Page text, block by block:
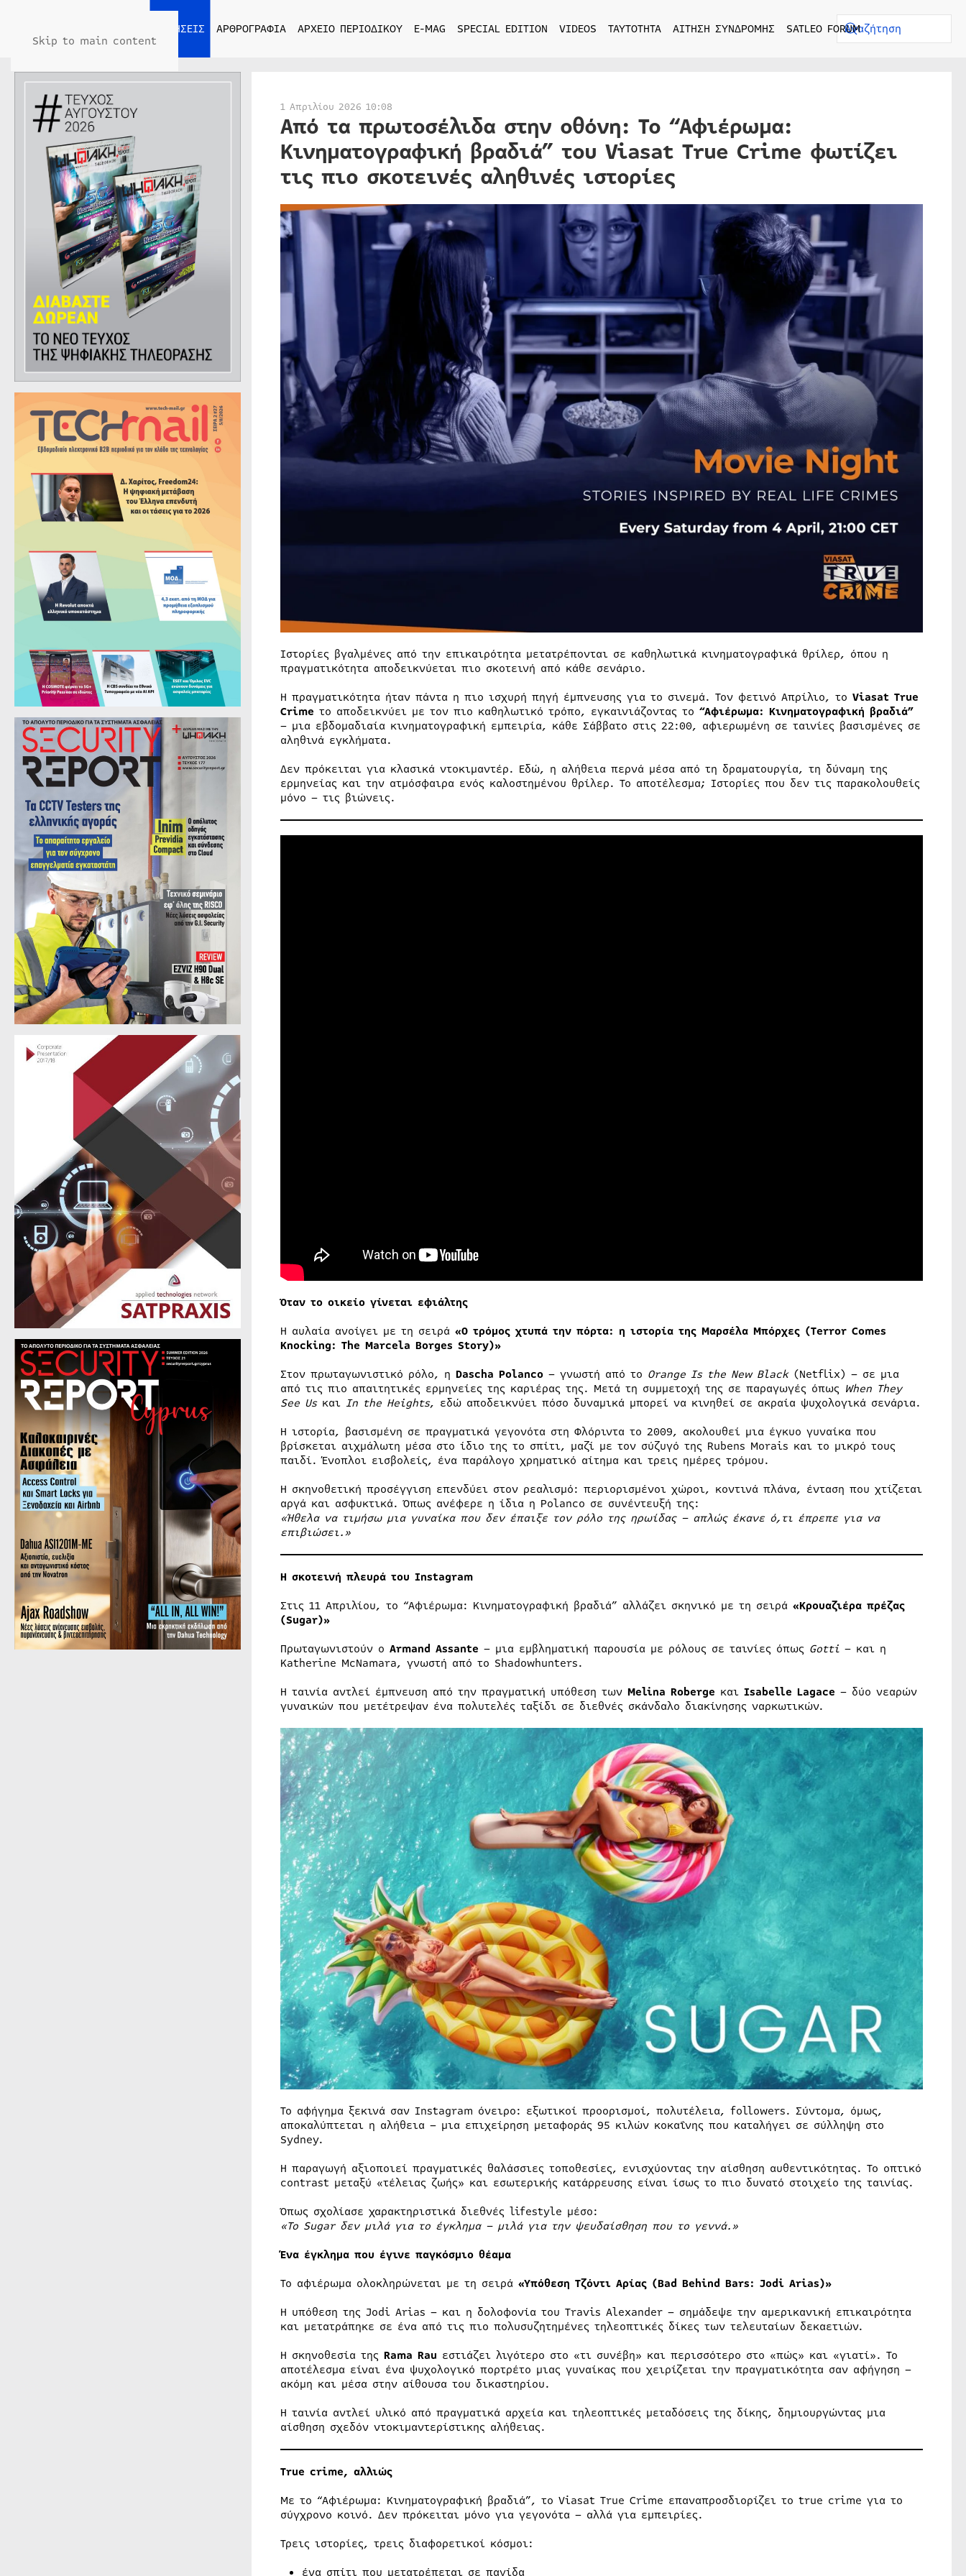
Skip to main content
ΕΙΔΗΣΕΙΣ ΑΡΘΡΟΓΡΑΦΙΑ ΑΡΧΕΙΟ ΠΕΡΙΟΔΙΚΟΥ E-MAG SPECIAL EDITION VIDEOS ΤΑΥΤΟΤΗΤΑ ΑΙΤΗΣΗ ΣΥΝΔΡΟΜΗΣ SATLEO FORUM
1 Απριλίου 2026 10:08
Από τα πρωτοσέλιδα στην οθόνη: Το “Αφιέρωμα:
Κινηματογραφική βραδιά” του Viasat True Crime φωτίζει
τις πιο σκοτεινές αληθινές ιστορίες
Ιστορίες βγαλμένες από την επικαιρότητα μετατρέπονται σε καθηλωτικά κινηματογραφικά θρίλερ, όπου η
πραγματικότητα αποδεικνύεται πιο σκοτεινή από κάθε σενάριο.
Η πραγματικότητα ήταν πάντα η πιο ισχυρή πηγή έμπνευσης για το σινεμά. Τον φετινό Απρίλιο, το Viasat True
Crime το αποδεικνύει με τον πιο καθηλωτικό τρόπο, εγκαινιάζοντας το “Αφιέρωμα: Κινηματογραφική βραδιά”
– μια εβδομαδιαία κινηματογραφική εμπειρία, κάθε Σάββατο στις 22:00, αφιερωμένη σε ταινίες βασισμένες σε
αληθινά εγκλήματα.
Δεν πρόκειται για κλασικά ντοκιμαντέρ. Εδώ, η αλήθεια περνά μέσα από τη δραματουργία, τη δύναμη της
ερμηνείας και την ατμόσφαιρα ενός καλοστημένου θρίλερ. Το αποτέλεσμα; Ιστορίες που δεν τις παρακολουθείς
μόνο – τις βιώνεις.
Όταν το οικείο γίνεται εφιάλτης
Η αυλαία ανοίγει με τη σειρά «Ο τρόμος χτυπά την πόρτα: η ιστορία της Μαρσέλα Μπόρχες (Terror Comes
Knocking: The Marcela Borges Story)»
Στον πρωταγωνιστικό ρόλο, η Dascha Polanco– γνωστή από το Orange Is the New Black(Netflix) – σε μια
από τις πιο απαιτητικές ερμηνείες της καριέρας της. Μετά τη συμμετοχή της σε παραγωγές όπως When They
See Usκαι In the Heights, εδώ αποδεικνύει πόσο δυναμικά μπορεί να κινηθεί σε ακραία ψυχολογικά σενάρια.
Η ιστορία, βασισμένη σε πραγματικά γεγονότα στη Φλόριντα το 2009, ακολουθεί μια έγκυο γυναίκα που
βρίσκεται αιχμάλωτη μέσα στο ίδιο της το σπίτι, μαζί με τον σύζυγό της Rubens Morais και το μικρό τους
παιδί. Ένοπλοι εισβολείς, ένα παράλογο χρηματικό αίτημα και τρεις ημέρες τρόμου.
Η σκηνοθετική προσέγγιση επενδύει στον ρεαλισμό: περιορισμένοι χώροι, κοντινά πλάνα, ένταση που χτίζεται
αργά και ασφυκτικά. Όπως ανέφερε η ίδια η Polanco σε συνέντευξή της:
«Ήθελα να τιμήσω μια γυναίκα που δεν έπαιξε τον ρόλο της ηρωίδας – απλώς έκανε ό,τι έπρεπε για να
επιβιώσει.»
Η σκοτεινή πλευρά του Instagram
Στις 11 Απριλίου, το “Αφιέρωμα: Κινηματογραφική βραδιά” αλλάζει σκηνικό με τη σειρά «Κρουαζιέρα πρέζας
(Sugar)»
Πρωταγωνιστούν ο Armand Assante – μια εμβληματική παρουσία με ρόλους σε ταινίες όπως Gotti– και η
Katherine McNamara, γνωστή από το Shadowhunters.
Η ταινία αντλεί έμπνευση από την πραγματική υπόθεση των Melina Roberge και Isabelle Lagace – δύο νεαρών
γυναικών που μετέτρεψαν ένα πολυτελές ταξίδι σε διεθνές σκάνδαλο διακίνησης ναρκωτικών.
Το αφήγημα ξεκινά σαν Instagram όνειρο: εξωτικοί προορισμοί, πολυτέλεια, followers. Σύντομα, όμως,
αποκαλύπτεται η αλήθεια – μια επιχείρηση μεταφοράς 95 κιλών κοκαΐνης που καταλήγει σε σύλληψη στο
Sydney.
Η παραγωγή αξιοποιεί πραγματικές θαλάσσιες τοποθεσίες, ενισχύοντας την αίσθηση αυθεντικότητας. Το οπτικό
contrast μεταξύ «τέλειας ζωής» και εσωτερικής κατάρρευσης είναι ίσως το πιο δυνατό στοιχείο της ταινίας.
Όπως σχολίασε χαρακτηριστικά διεθνές lifestyle μέσο:
«Το Sugarδεν μιλά για το έγκλημα – μιλά για την ψευδαίσθηση που το γεννά.»
Ένα έγκλημα που έγινε παγκόσμιο θέαμα
Το αφιέρωμα ολοκληρώνεται με τη σειρά «Υπόθεση Τζόντι Αρίας (Bad Behind Bars: Jodi Arias)»
Η υπόθεση της Jodi Arias – και η δολοφονία του Travis Alexander – σημάδεψε την αμερικανική επικαιρότητα
και μετατράπηκε σε ένα από τις πιο πολυσυζητημένες τηλεοπτικές δίκες των τελευταίων δεκαετιών.
Η σκηνοθεσία της Rama Rau εστιάζει λιγότερο στο «τι συνέβη» και περισσότερο στο «πώς» και «γιατί». Το
αποτέλεσμα είναι ένα ψυχολογικό πορτρέτο μιας γυναίκας που χειρίζεται την πραγματικότητα σαν αφήγηση –
ακόμη και μέσα στην αίθουσα του δικαστηρίου.
Η ταινία αντλεί υλικό από πραγματικά αρχεία και τηλεοπτικές μεταδόσεις της δίκης, δημιουργώντας μια
αίσθηση σχεδόν ντοκιμαντερίστικης αλήθειας.
True crime, αλλιώς
Με το “Αφιέρωμα: Κινηματογραφική βραδιά”, το Viasat True Crime επαναπροσδιορίζει το true crime για το
σύγχρονο κοινό. Δεν πρόκειται μόνο για γεγονότα – αλλά για εμπειρίες.
Τρεις ιστορίες, τρεις διαφορετικοί κόσμοι:
ένα σπίτι που μετατρέπεται σε παγίδα